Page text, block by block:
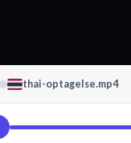
thai-optagelse.mp4